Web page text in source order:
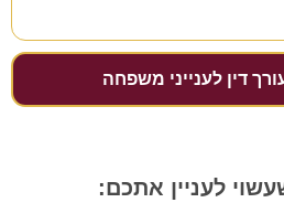
דין לענייני משפחה
לעניין אתכם: